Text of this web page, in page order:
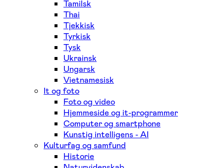
Tamilsk
Thai
Tjekkisk
Tyrkisk
Tysk
Ukrainsk
Ungarsk
Vietnamesisk
It og foto
Foto og video
Hjemmeside og it-programmer
Computer og smartphone
Kunstig intelligens - AI
Kulturfag og samfund
Historie